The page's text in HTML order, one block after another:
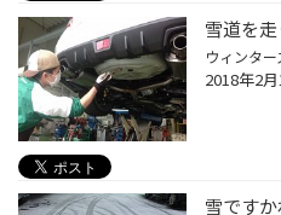
雪道を
2018年2
雪ですか